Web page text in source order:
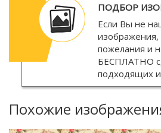
ПОДБОР
Если Вы не
пожелания и
БЕСПЛАТНО
подходящих
Похожие